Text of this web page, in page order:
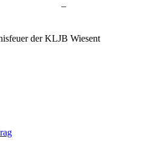
–
der KLJB Wiesent